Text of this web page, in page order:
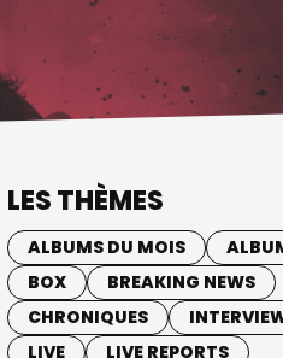
LES THÈMES
ALBUMS DU MOIS
BOX
BREAKING NEWS
CHRONIQUES
LIVE
LIVE REPORTS